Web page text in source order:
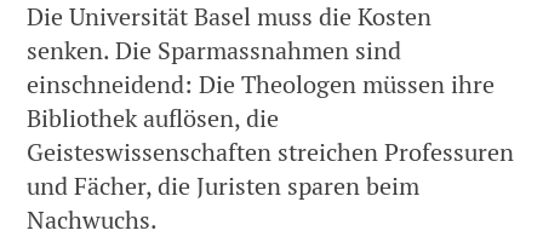
Die Universität Basel muss die Kosten
senken. Die Sparmassnahmen sind
einschneidend: Die Theologen müssen ihre
Bibliothek auflösen, die
Geisteswissenschaften streichen Professuren
und Fächer, die Juristen sparen beim
Nachwuchs.